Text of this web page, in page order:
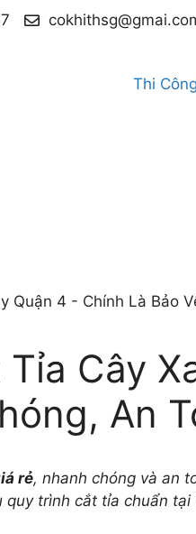
Cây
An
rẻ, nhanh chóng và an
trình cắt tỉa chuẩn tại